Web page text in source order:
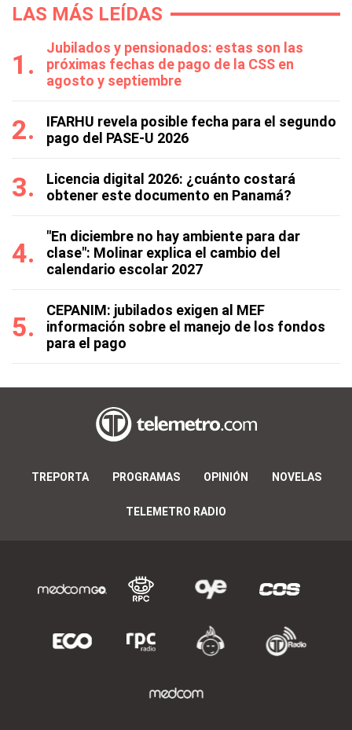
LAS MÁS LEÍDAS
Jubilados y pensionados: estas son las
próximas fechas de pago de la CSS en
agosto y septiembre
IFARHU revela posible fecha para el segundo
pago del PASE-U 2026
Licencia digital 2026: ¿cuánto costará
obtener este documento en Panamá?
"En diciembre no hay ambiente para dar
clase": Molinar explica el cambio del
calendario escolar 2027
CEPANIM: jubilados exigen al MEF
información sobre el manejo de los fondos
para el pago
TREPORTA PROGRAMAS OPINIÓN NOVELAS
TELEMETRO RADIO